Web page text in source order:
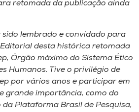
retomada da publicação ainda
lembrado e convidado para
desta histórica retomada
Órgão máximo do Sistema Ético
Humanos. Tive o privilégio de
por vários anos e participar em
grande importância, como do
Plataforma Brasil de Pesquisa,